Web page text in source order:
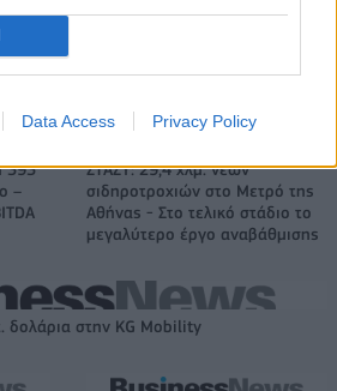
Data Access Privacy Policy
για τον Τουρισμό: Στρατηγικό εργαλείο
393
–
ΣΤΑΣΥ: 29,4 χλμ. νέων
σιδηροτροχιών στο Μετρό της
Αθήνας - Στο τελικό στάδιο το
μεγαλύτερο έργο αναβάθμισης
δολάρια στην KG Mobility